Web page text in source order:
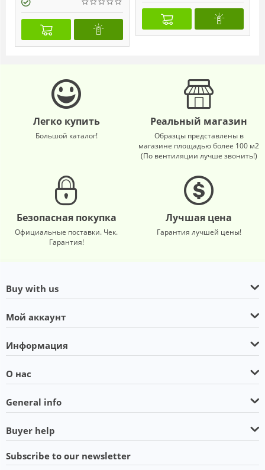
Легко купить
Большой каталог!
Реальный магазин
Образцы представлены в
магазине площадью более 100 м2
(По вентиляции лучше звонить!)
Безопасная покупка
Официальные поставки. Чек.
Гарантия!
Лучшая цена
Гарантия лучшей цены!
Buy with us
Мой аккаунт
Информация
О нас
General info
Buyer help
Subscribe to our newsletter